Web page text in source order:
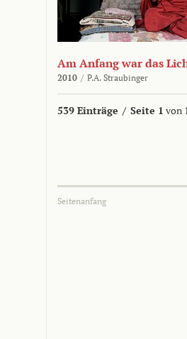
Am Anfang war das
2010 / P.A. Straubinger
539 Einträge / Seite 1 von
Seitenanfang